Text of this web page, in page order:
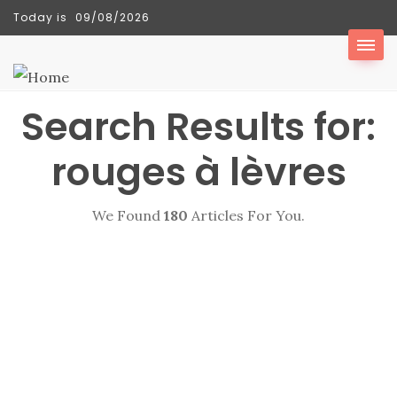
TENDANCES
Today is 09/08/2026
Search Results for:
rouges à lèvres
We Found 180 Articles For You.